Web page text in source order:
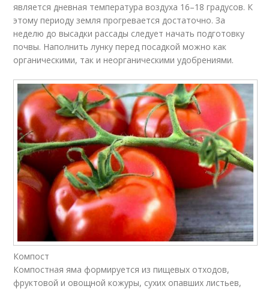
является дневная температура воздуха 16–18 градусов. К
этому периоду земля прогревается достаточно. За
неделю до высадки рассады следует начать подготовку
почвы. Наполнить лунку перед посадкой можно как
органическими, так и неорганическими удобрениями.
Компост
Компостная яма формируется из пищевых отходов,
фруктовой и овощной кожуры, сухих опавших листьев,